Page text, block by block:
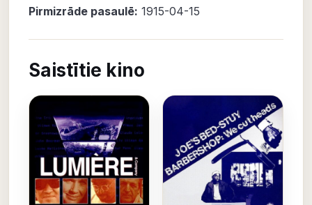
Pirmizrāde pasaulē: 1915-04-15
Saistītie kino